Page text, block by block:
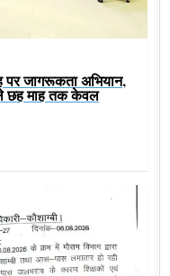
पर जागरूकता अभियान,
छह माह तक केवल